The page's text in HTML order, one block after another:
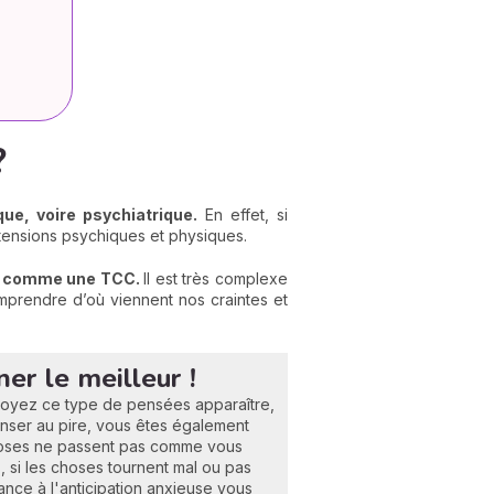
voire psychiatrique. En effet, si
psychiques et physiques.
une TCC.Il est très complexe
d’où viennent nos craintes et
le meilleur !
ce type de pensées apparaître,
au pire, vous êtes également
ne passent pas comme vous
les choses tournent mal ou pas
à l'anticipation anxieuse vous